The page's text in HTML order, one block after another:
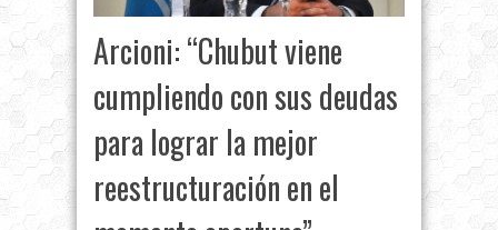
Arcioni: “Chubut viene
cumpliendo con sus deudas
para lograr la mejor
reestructuración en el